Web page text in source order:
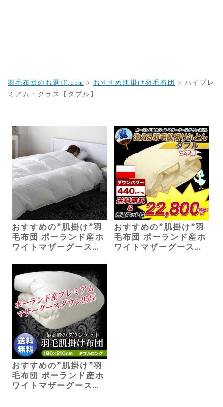
羽毛布団のお選び.com > おすすめ肌掛け羽毛布団 > ハイプレ
ミアム・クラス【ダブル】
おすすめの”肌掛け”羽
毛布団 ポーランド産ホ
ワイトマザーグース
おすすめの”肌掛け”羽
毛布団 ポーランド産ホ
ワイトマザーグース
おすすめの”肌掛け”羽
毛布団 ポーランド産ホ
ワイトマザーグース